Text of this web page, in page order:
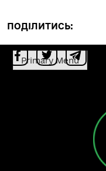
ПОДІЛИТИСЬ:
Primary Menu